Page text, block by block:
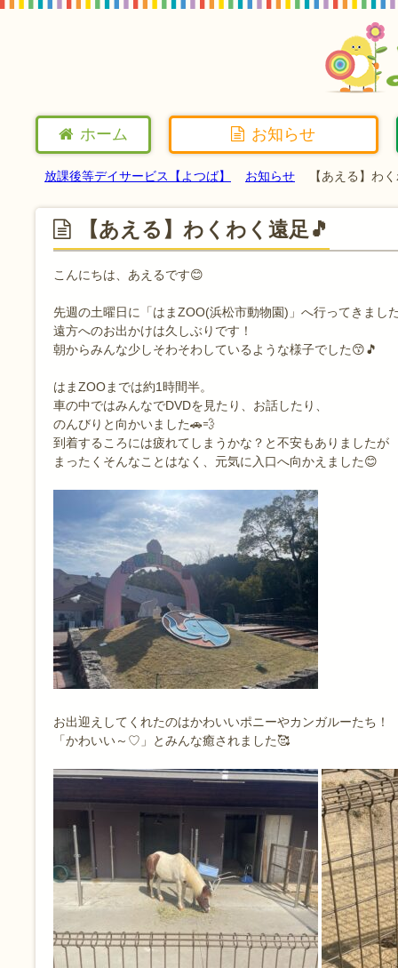
ホーム お知らせ
放課後等デイサービス【よつば】 お知らせ 【あえる】わ
【あえる】わくわく遠足🎵
こんにちは、あえるです😊
先週の土曜日に「はまZOO(浜松市動物園)」へ行ってきまし
遠方へのお出かけは久しぶりです！
朝からみんな少しそわそわしているような様子でした😙🎵
はまZOOまでは約1時間半。
車の中ではみんなでDVDを見たり、お話したり、
のんびりと向かいました🚗💨
到着するころには疲れてしまうかな？と不安もありましたが
まったくそんなことはなく、元気に入口へ向かえました😊
お出迎えしてくれたのはかわいいポニーやカンガルーたち！
「かわいい～♡」とみんな癒されました🥰